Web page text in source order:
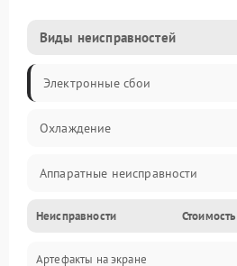
Виды неисправностей
Электронные сбои
Охлаждение
Аппаратные неисправности
Перегрев и термопроблемы
Неисправности Стоимость
Артефакты на экране